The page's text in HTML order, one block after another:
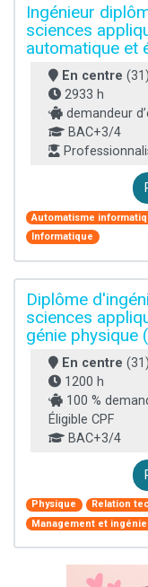
Ingénieur
sciences
automatique et
En centre (31)
2933 h
demandeur
BAC+3/4
Automatisme
Informatique
Diplôme
sciences
génie physique
En centre (31)
1200 h
100 %
Éligible CPF
BAC+3/4
Physique
Relation
Management et